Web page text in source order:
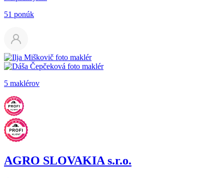
51 ponúk
5 maklérov
AGRO SLOVAKIA s.r.o.